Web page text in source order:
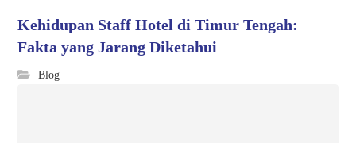
Kehidupan Staff Hotel di Timur Tengah:
Fakta yang Jarang Diketahui
Blog